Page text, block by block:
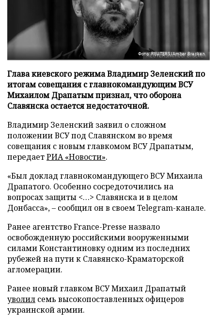
Фото: REUTERS/Amber Bracken
Глава киевского режима Владимир Зеленский по
итогам совещания с главнокомандующим ВСУ
Михаилом Драпатым признал, что оборона
Славянска остается недостаточной.
Владимир Зеленский заявил о сложном
положении ВСУ под Славянском во время
совещания с новым главкомом ВСУ Драпатым,
передаетРИА «Новости».
«Был доклад главнокомандующего ВСУ Михаила
Драпатого. Особенно сосредоточились на
вопросах защиты <…> Славянска и в целом
Донбасса», – сообщил он в своем Telegram-канале.
Ранее агентство France-Presse назвало
освобожденную российскими вооруженными
силами Константиновку одним из последних
рубежей на пути к Славянско-Краматорской
агломерации.
Ранее новый главком ВСУ Михаил Драпатый
уволил семь высокопоставленных офицеров
украинской армии.